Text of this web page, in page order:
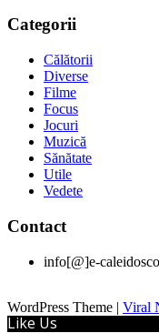
Categorii
Călătorii
Diverse
Filme
Focus
Jocuri
Muzică
Sănătate
Utile
Vedete
Contact
info[@]e-
WordPress Theme | Viral
Like Us